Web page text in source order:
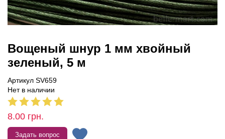
Вощеный шнур 1 мм хвойный
зеленый, 5 м
Артикул SV659
Нет в наличии
8.00 грн.
Задать вопрос